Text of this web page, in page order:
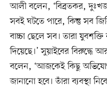
আলী বলেন, ‘বিব্রতকর,
সবই ঘটতে পারে, কিন্তু সব
বাচ্চা ছেলে সব। তারা
দিয়েছে।’ সুয়াইবের বিরুদ্ধে
বলেন, ‘আজকেই কিছু
জানানো হবে। তাঁরা ব্যবস্থা